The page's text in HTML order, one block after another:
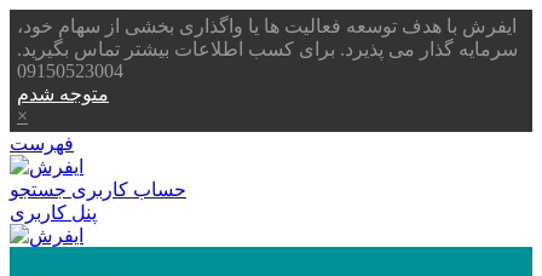
ایفرش با هدف توسعه فعالیت ها یا واگذاری بخشی از سهام خود،
سرمایه گذار می پذیرد. برای کسب اطلاعات بیشتر تماس بگیرید.
09150523004
متوجه شدم
×
فهرست
حساب کاربری جستجو
پنل کاربری